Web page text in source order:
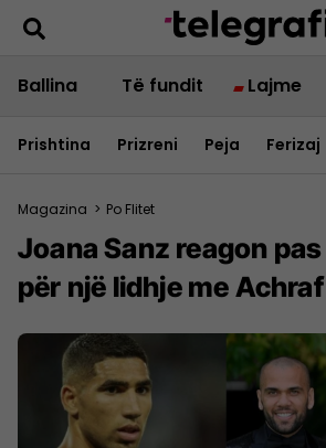
Ballina Të fundit Lajme
Prishtina Prizreni Peja Ferizaj
Magazina > Po Flitet
Joana Sanz reagon
për një lidhje me